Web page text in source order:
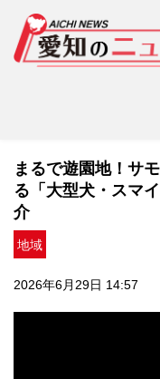
まるで遊園地！サ
る「大型犬・スマ
介
地域
2026年6月29日 14:57